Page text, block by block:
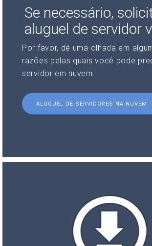
Se necessário,
aluguel de servidor
Por favor, dê uma olhada em
razões pelas quais você pode
servidor em nuvem.
ALUGUEL DE SERVIDORES NA NUVEM